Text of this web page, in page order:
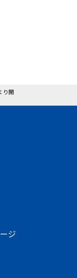
り開
ジ